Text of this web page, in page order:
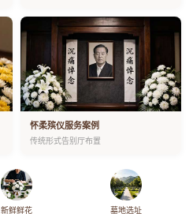
怀柔殡仪服务案例
传统形式告别厅布置
新鲜鲜花
墓地选址